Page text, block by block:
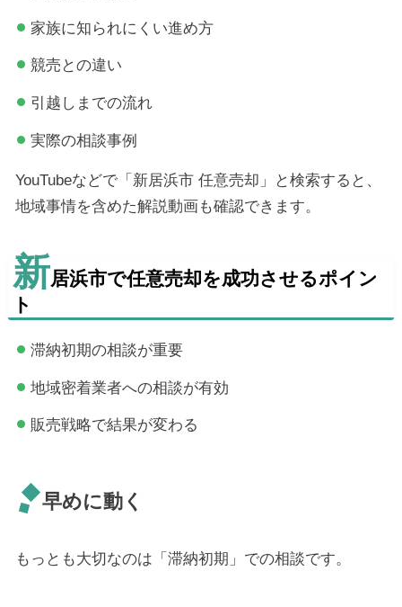
家族に知られにくい進め方
競売との違い
引越しまでの流れ
実際の相談事例
YouTubeなどで「新居浜市 任意売却」と検索すると、
地域事情を含めた解説動画も確認できます。
新居浜市で任意売却を成功させるポイン
ト
滞納初期の相談が重要
地域密着業者への相談が有効
販売戦略で結果が変わる
早めに動く
もっとも大切なのは「滞納初期」での相談です。